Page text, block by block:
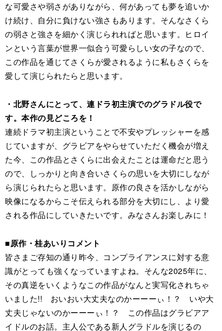
な可愛さや弱さがありながら、何があっても夢を追いか
け続け、自分に負けない強さもあります。そんなさくら
の弱さと強さを細かく演じられればと思います。ヒロイ
ンという言葉が世界一似合う可愛らしい女の子なので、
この作品を通じてさくらが愛されるように私もさくらを
愛して演じられたらと思います。
・北野さんにとって、連ドラ初主演でのグラドル役で
す。本作の見どころを！
連続ドラマ初主演ということで不安やプレッシャーを感
じていますが、グラビアをやらせていただく機会が増え
た今、この作品とさくらに出会えたことは運命だと思う
ので、しっかりと向き合いさくらの思いを大切にしなが
ら演じられたらと思います。原作の良さを活かしながら
映像になるからこそ伝えられる部分を大切にし、より愛
される作品にしていきたいです。みなさんお楽しみに！
■原作・桂あいりコメント
皆さまご存知の通り昨今、コンプライアンスに対する意
識がとっても強くなっていますよね。そんな2025年に、
その真逆をいくようなこの作品がなんと実写化されちゃ
いました!! おいおい大丈夫なのかーーーぃ！？ いや大
丈夫じゃないのかーーーぃ！？ この作品はグラビアア
イドルのお話。主人公である新人グラドルを演じるの